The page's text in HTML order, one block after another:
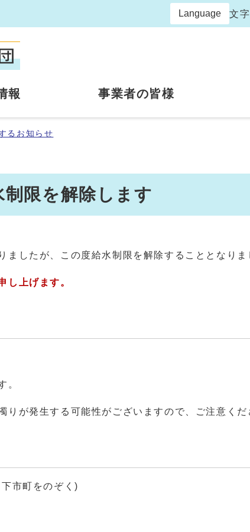
Language 文
報 事業者の皆様
るお知らせ
限を解除します
ましたが、この度給水制限を解除することとなりま
し上げます。
。
が発生する可能性がございますので、ご注意くだ
市町をのぞく)